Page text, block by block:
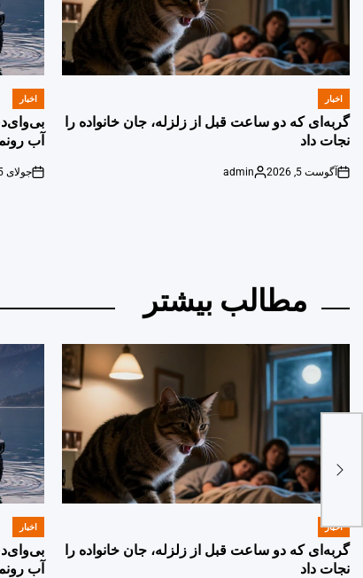
POSTED
IN
اخبار
گربه‌ای که دو ساعت قبل از زلزله، جان خانواده را
نجات داد
on
آگوست 5, 2026
Posted
admin
POSTED
اخبار
آب
on
جولای 25, 2026
مطالب بیشتر
POSTED
IN
اخبار
گربه‌ای که دو ساعت قبل از زلزله، جان خانواده را
نجات داد
POSTED
اخبار
آب